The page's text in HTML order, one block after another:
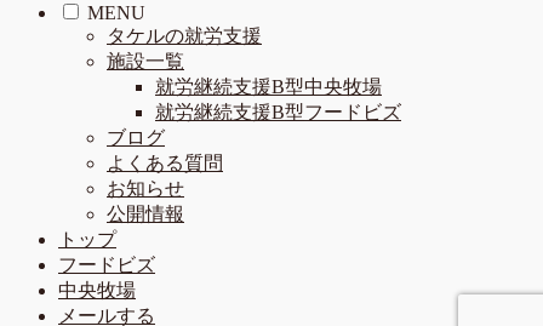
MENU
タケルの就労支援
施設一覧
就労継続支援B型中央牧場
就労継続支援B型フードビズ
ブログ
よくある質問
お知らせ
公開情報
トップ
フードビズ
中央牧場
メールする